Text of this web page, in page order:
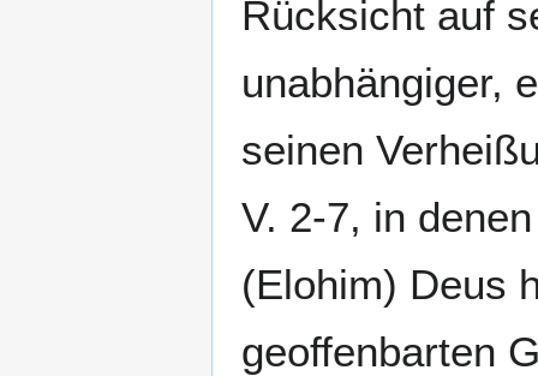
Rücksicht auf
unabhängiger,
seinen
V. 2-7, in
(Elohim) Deus
geoffenbarten